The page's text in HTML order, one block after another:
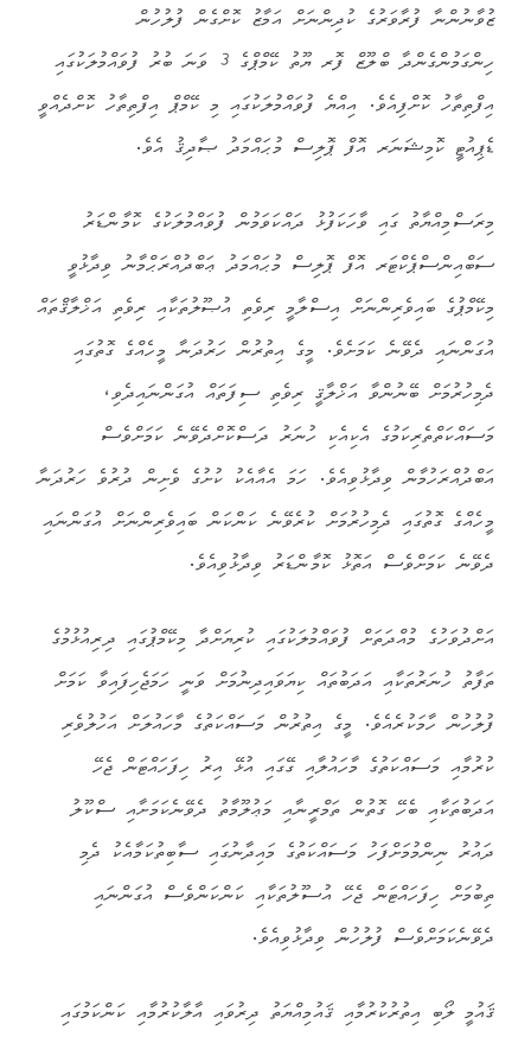
ޒުވާނުންނާ ފުރާވަރުގެ ކުދިންނަށް އަމާޒު ކޮށްގެން ފުލުހުން
ހިންގަމުންގެންދާ ބްލޫޒް ފޮރ ޔޫތު ކޭމްޕްގެ 3 ވަނަ ބުރު ފުވައްމުލަކުގައި
އިފްތިތާހު ކޮށްފިއެވެ. އިއްޔެ ފުވައްމުލަކުގައި މި ކޭމްޕް އިފްތިތާހު ކޮށްދެއްވީ
ޑެޕިއުޓީ ކޮމިޝަނަރ އޮފް ޕޮލިސް މުޙައްމަދު ޞާދިޤު އެވެ.
މިރަސްމިއްޔާތު ގައި ވާހަކަފުޅު ދައްކަވަމުން ފުވައްމުލަކުގެ ކޮމާންޑަރު
ސަބްއިންސްޕެކްޓަރ އޮފް ޕޮލިސް މުޙައްމަދު ޢަބްދުއްރަޙްމާނު ވިދާޅުވީ
މިކޭމްޕުގެ ބައިވެރިންނަށް އިސްލާމީ ރިވެތި އުޞޫލުތަކާއި ރިވެތި އަޚްލާޤްތައް
އުގަންނައި ދެވޭނެ ކަމަށެވެ. މީގެ އިތުރުން ހަރުދަނާ މީހެއްގެ ގޮތުގައި
ދެމިހުރުމަށް ބޭނުންވާ އަޚްލާޤީ ރިވެތި ސިފަތައް އުގަންނައިދެވި،
މަސައްކަތްތެރިކަމުގެ އެކިއެކި ހުނަރު ދަސްކޮށްދެވޭނެ ކަމަށްވެސް
އަބްދުއްރަހުމާން ވިދާޅުވިއެވެ. ހަމަ އެއާއެކު ކުށުގެ ވެށިން ދުރުވެ ހަރުދަނާ
މީހެއްގެ ގޮތުގައި ދެމިހުރުމަށް ކުރެވޭނެ ކަންކަން ބައިވެރިންނަށް އުގަންނައި
ދެވޭނެ ކަމަށްވެސް އަތޮޅު ކޮމާންޑަރު ވިދާޅުވިއެވެ.
އަށްދުވަހުގެ މުއްދަތަށް ފުވައްމުލަކުގައި ކުރިޔަށްދާ މިކޭމްޕުގައި ދިރިއުޅުމުގެ
ތަފާތު ހުނަރުތަކާއި އަދަބުތައް ކިޔަވައިދިނުމަށް ވަނީ ހަމަޖެހިފައިވާ ކަމަށް
ފުލުހުން ހާމަކުރެއެވެ. މީގެ އިތުރުން މަސައްކަތުގެ މާހައުލަށް އަހުލުވެރި
ކުރުމާއި މަސައްކަތުގެ މާހައުލާއި ގޭގައި އުޅޭ އިރު ހިފަހައްޓަން ޖެހޭ
އަދަބުތަކާއި ބެހޭ ގޮތުން ތަމްރީނާއި މަޢުލޫމާތު ދެވޭނެކަމަށާއި ސްކޫލު
ދައުރު ނިންމުމަށްފަހު މަސައްކަތުގެ މައިދާނުގައި ސާބިތުކަމާއެކު ދެމި
ތިބުމަށް ހިފަހައްޓަން ޖެހޭ އުސޫލުތަކާއި ކަންކަންވެސް އުގަންނައި
ދެވޭނެކަމަށްވެސް ފުލުހުން ވިދާޅުވިއެވެ.
ޤައުމީ ލޯބި އިތުރުކުރުމާއި ޤައުމިއްޔަތު ދިރުވައި އާލާކުރުމާއި ކަންކަމުގައި